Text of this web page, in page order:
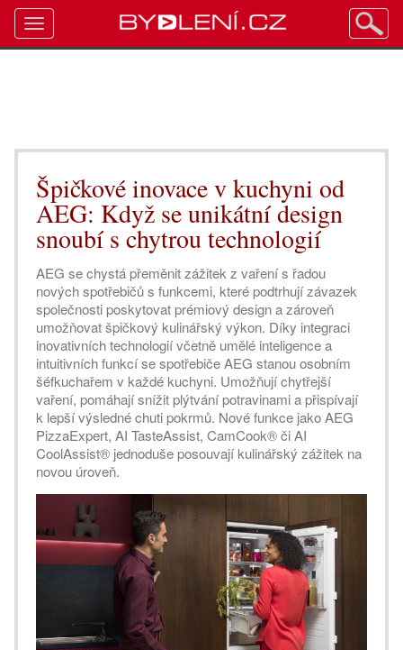
Špičkové inovace v kuchyni od
AEG: Když se unikátní design
snoubí s chytrou technologií
AEG se chystá přeměnit zážitek z vaření s řadou
nových spotřebičů s funkcemi, které podtrhují závazek
společnosti poskytovat prémiový design a zároveň
umožňovat špičkový kulinářský výkon. Díky integraci
inovativních technologií včetně umělé inteligence a
intuitivních funkcí se spotřebiče AEG stanou osobním
šéfkuchařem v každé kuchyni. Umožňují chytřejší
vaření, pomáhají snížit plýtvání potravinami a přispívají
k lepší výsledné chuti pokrmů. Nové funkce jako AEG
PizzaExpert, AI TasteAssist, CamCook® či AI
CoolAssist® jednoduše posouvají kulinářský zážitek na
novou úroveň.
Toggle
navigation